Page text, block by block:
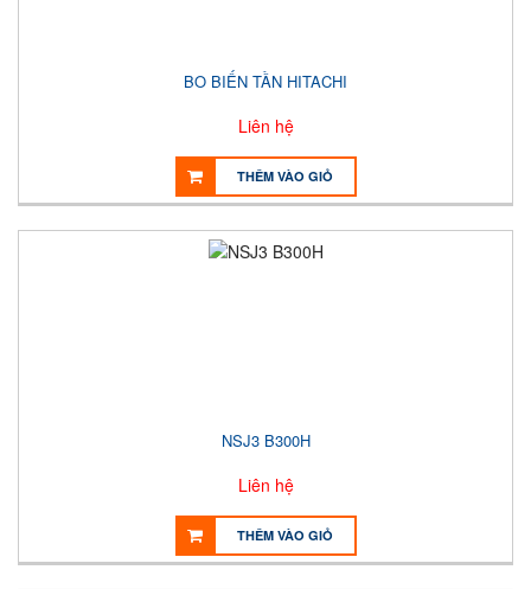
BO BIẾN TẦN HITACHI
Liên hệ
THÊM VÀO GIỎ
NSJ3 B300H
Liên hệ
THÊM VÀO GIỎ